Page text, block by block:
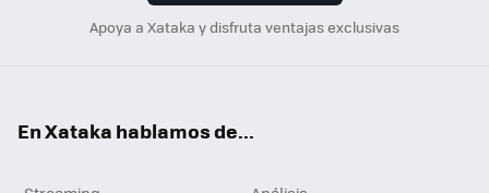
Apoya a Xataka y disfruta ventajas exclusivas
En Xataka hablamos de...